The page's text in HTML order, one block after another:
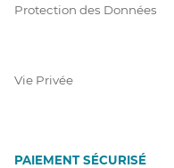
Protection des Données
Vie Privée
PAIEMENT SÉCURISÉ